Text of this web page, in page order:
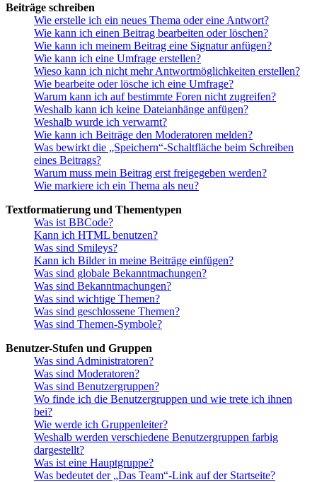
Beiträge schreiben
Wie erstelle ich ein neues Thema oder eine Antwort?
Wie kann ich einen Beitrag bearbeiten oder löschen?
Wie kann ich meinem Beitrag eine Signatur anfügen?
Wie kann ich eine Umfrage erstellen?
Wieso kann ich nicht mehr Antwortmöglichkeiten erstellen?
Wie bearbeite oder lösche ich eine Umfrage?
Warum kann ich auf bestimmte Foren nicht zugreifen?
Weshalb kann ich keine Dateianhänge anfügen?
Weshalb wurde ich verwarnt?
Wie kann ich Beiträge den Moderatoren melden?
Was bewirkt die „Speichern“-Schaltfläche beim Schreiben
eines Beitrags?
Warum muss mein Beitrag erst freigegeben werden?
Wie markiere ich ein Thema als neu?
Textformatierung und Thementypen
Was ist BBCode?
Kann ich HTML benutzen?
Was sind Smileys?
Kann ich Bilder in meine Beiträge einfügen?
Was sind globale Bekanntmachungen?
Was sind Bekanntmachungen?
Was sind wichtige Themen?
Was sind geschlossene Themen?
Was sind Themen-Symbole?
Benutzer-Stufen und Gruppen
Was sind Administratoren?
Was sind Moderatoren?
Was sind Benutzergruppen?
Wo finde ich die Benutzergruppen und wie trete ich ihnen
bei?
Wie werde ich Gruppenleiter?
Weshalb werden verschiedene Benutzergruppen farbig
dargestellt?
Was ist eine Hauptgruppe?
Was bedeutet der „Das Team“-Link auf der Startseite?